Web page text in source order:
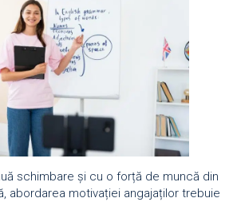
schimbare și cu o forță de muncă din
abordarea motivației angajaților trebuie